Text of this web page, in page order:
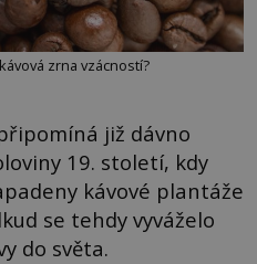
zrna vzácností?
již dávno
19. století, kdy
kávové plantáže
se tehdy vyváželo
do světa.